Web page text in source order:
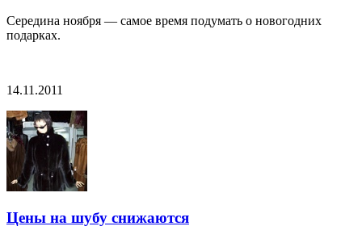
Середина ноября — самое время подумать о новогодних
подарках.
14.11.2011
Цены на шубу снижаются